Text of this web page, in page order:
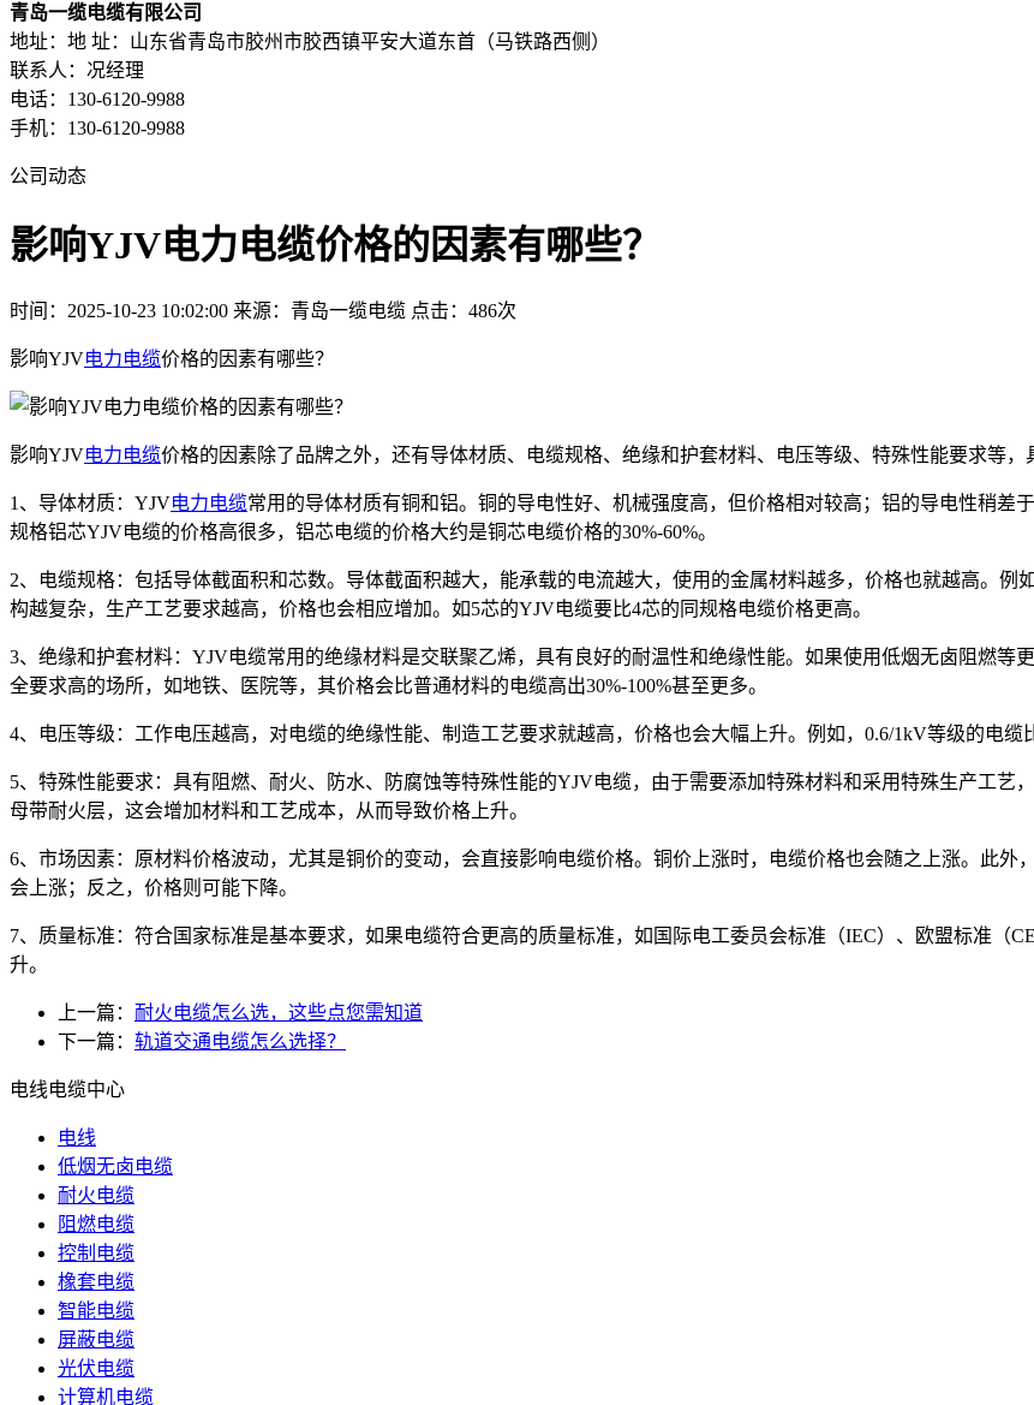
青岛一缆电缆有限公司
地址：地 址：山东省青岛市胶州市胶西镇平安大道东首（马铁路西侧）
联系人：况经理
电话：130-6120-9988
手机：130-6120-9988
公司动态
影响YJV电力电缆价格的因素有哪些？
时间：2025-10-23 10:02:00 来源：青岛一缆电缆 点击：486次
影响YJV电力电缆价格的因素有哪些？
影响YJV电力电缆价格的因素除了品牌之外，还有导体材质、电缆规格、绝缘和护套材料、电压等级、特殊性能要求等，
1、导体材质：YJV电力电缆常用的导体材质有铜和铝。铜的导电性好、机械强度高，但价格相对较高；铝的导电性稍
规格铝芯YJV电缆的价格高很多，铝芯电缆的价格大约是铜芯电缆价格的30%-60%。
2、电缆规格：包括导体截面积和芯数。导体截面积越大，能承载的电流越大，使用的金属材料越多，价格也就越高。例
构越复杂，生产工艺要求越高，价格也会相应增加。如5芯的YJV电缆要比4芯的同规格电缆价格更高。
3、绝缘和护套材料：YJV电缆常用的绝缘材料是交联聚乙烯，具有良好的耐温性和绝缘性能。如果使用低烟无卤阻燃等
全要求高的场所，如地铁、医院等，其价格会比普通材料的电缆高出30%-100%甚至更多。
4、电压等级：工作电压越高，对电缆的绝缘性能、制造工艺要求就越高，价格也会大幅上升。例如，0.6/1kV等级的电缆
5、特殊性能要求：具有阻燃、耐火、防水、防腐蚀等特殊性能的YJV电缆，由于需要添加特殊材料和采用特殊生产工
母带耐火层，这会增加材料和工艺成本，从而导致价格上升。
6、市场因素：原材料价格波动，尤其是铜价的变动，会直接影响电缆价格。铜价上涨时，电缆价格也会随之上涨。此
会上涨；反之，价格则可能下降。
7、质量标准：符合国家标准是基本要求，如果电缆符合更高的质量标准，如国际电工委员会标准（IEC）、欧盟标准（
升。
上一篇： 耐火电缆怎么选，这些点您需知道
下一篇： 轨道交通电缆怎么选择？
电线电缆中心
电线
低烟无卤电缆
耐火电缆
阻燃电缆
控制电缆
橡套电缆
智能电缆
屏蔽电缆
光伏电缆
计算机电缆